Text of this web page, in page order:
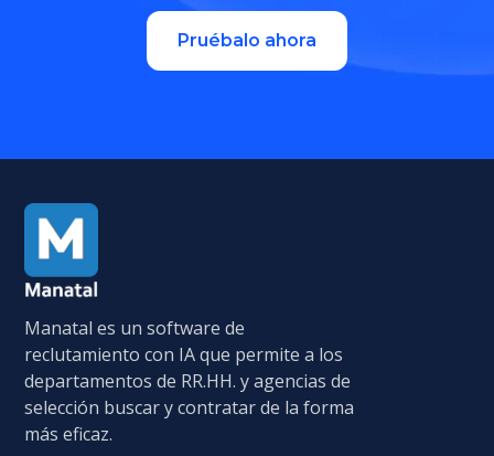
Pruébalo ahora
Manatal es un software de
reclutamiento con IA que permite a los
departamentos de RR.HH. y agencias de
selección buscar y contratar de la forma
más eficaz.